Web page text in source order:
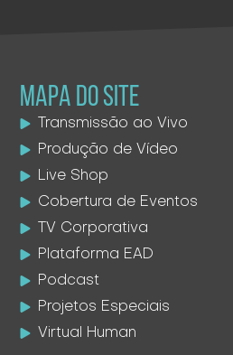
MAPA DO SITE
Transmissão ao Vivo
Produção de Vídeo
Live Shop
Cobertura de Eventos
TV Corporativa
Plataforma EAD
Podcast
Projetos Especiais
Virtual Human